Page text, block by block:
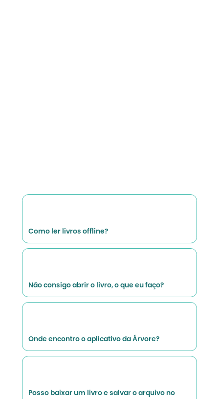
Como ler livros offline?
Não consigo abrir o livro, o que eu faço?
Onde encontro o aplicativo da Árvore?
Posso baixar um livro e salvar o arquivo no